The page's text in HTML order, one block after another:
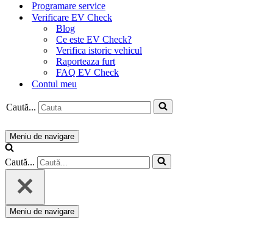
Programare service
Verificare EV Check
Blog
Ce este EV Check?
Verifica istoric vehicul
Raporteaza furt
FAQ EV Check
Contul meu
Caută...
Meniu de navigare
Caută...
Meniu de navigare